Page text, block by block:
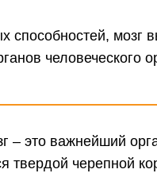
способностей, мозг
человеческого
– это важнейший
твердой черепной